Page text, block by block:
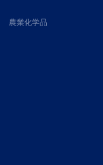
農業化学品